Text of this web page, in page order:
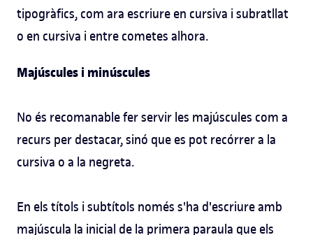
tipogràfics, com ara escriure en cursiva i subratllat
o en cursiva i entre cometes alhora.
Majúscules i minúscules
No és recomanable fer servir les majúscules com a
recurs per destacar, sinó que es pot recórrer a la
cursiva o a la negreta.
En els títols i subtítols només s'ha d'escriure amb
majúscula la inicial de la primera paraula que els